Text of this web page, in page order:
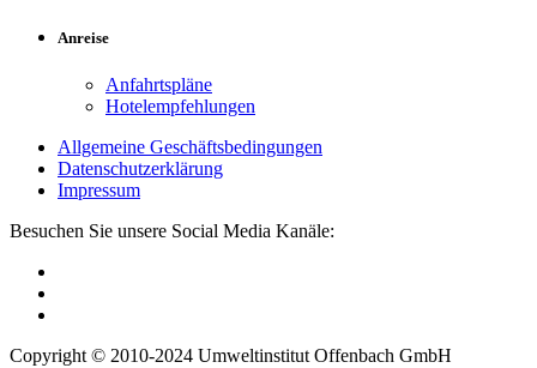
Anreise
Anfahrtspläne
Hotelempfehlungen
Allgemeine Geschäftsbedingungen
Datenschutzerklärung
Impressum
Besuchen Sie unsere Social Media Kanäle:
Copyright © 2010-2024 Umweltinstitut Offenbach GmbH